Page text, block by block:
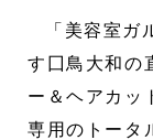
「美容室
す囗鳥大和の
ー＆ヘアカッ
専用のトータ